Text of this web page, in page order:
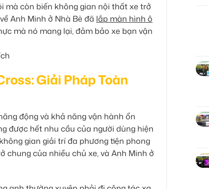
mà còn biến không gian nội thất xe trở
Anh Minh ở Nhà Bè đã lắp màn hình ô
mà nó mang lại, đảm bảo xe bạn vận
Giải Pháp Toàn
động và khả năng vận hành ổn
được hết nhu cầu của người dùng hiện
gian giải trí đa phương tiện phong
của nhiều chủ xe, và Anh Minh ở